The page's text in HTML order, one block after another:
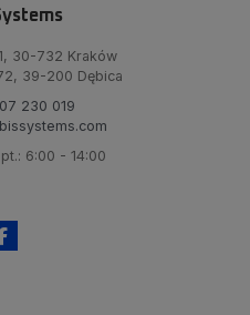
30-732 Kraków
39-200 Dębica
230 019
6:00 - 14:00